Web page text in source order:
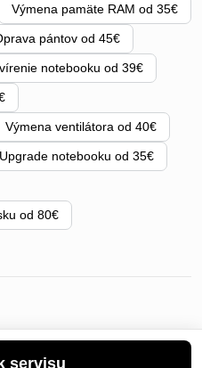
Výmena pamäte RAM od 35€
pántov od 45€
notebooku od 39€
Výmena ventilátora od 40€
Upgrade notebooku od 35€
od 80€